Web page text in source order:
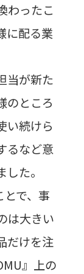
わったこ
に配る業
当が新た
のところ
い続けら
るなど意
た。
とで、事
は大きい
だけを注
』上の